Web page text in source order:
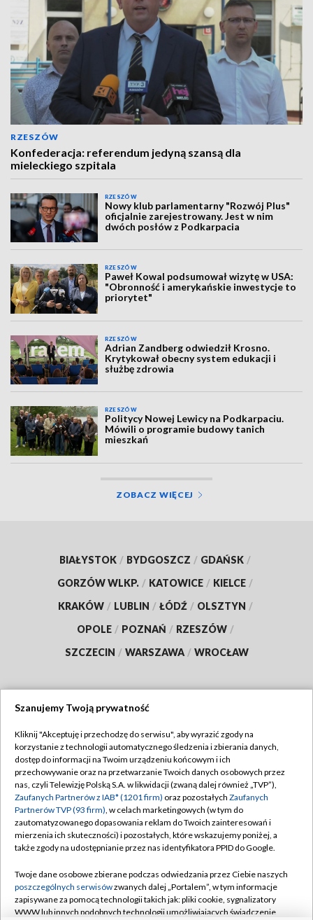
RZESZÓW
Konfederacja: referendum jedyną szansą dla
mieleckiego szpitala
RZESZÓW
Nowy klub parlamentarny "Rozwój Plus"
oficjalnie zarejestrowany. Jest w nim
dwóch posłów z Podkarpacia
RZESZÓW
Paweł Kowal podsumował wizytę w USA:
"Obronność i amerykańskie inwestycje to
priorytet"
RZESZÓW
Adrian Zandberg odwiedził Krosno.
Krytykował obecny system edukacji i
służbę zdrowia
RZESZÓW
Politycy Nowej Lewicy na Podkarpaciu.
Mówili o programie budowy tanich
mieszkań
ZOBACZ WIĘCEJ
BIAŁYSTOK / BYDGOSZCZ / GDAŃSK /
GORZÓW WLKP. / KATOWICE / KIELCE /
KRAKÓW / LUBLIN / ŁÓDŹ / OLSZTYN /
OPOLE / POZNAŃ / RZESZÓW /
SZCZECIN / WARSZAWA / WROCŁAW
TVP
Abonament TVP
Emisja w TVP
Centrum informacji TVP
Naziemna Telewizja Cyfrowa
Rada Programowa
System NOS
Regulamin TVP
Polityka prywatności
Moje zgody
Pomoc
Kontakt
Szanujemy Twoją prywatność
Kliknij "Akceptuję i przechodzę do serwisu", aby wyrazić zgody na
korzystanie z technologii automatycznego śledzenia i zbierania danych,
dostęp do informacji na Twoim urządzeniu końcowym i ich
przechowywanie oraz na przetwarzanie Twoich danych osobowych przez
nas, czyli Telewizję Polską S.A. w likwidacji (zwaną dalej również „TVP”),
Zaufanych Partnerów z IAB* (1201 firm) oraz pozostałych Zaufanych
Partnerów TVP (93 firm), w celach marketingowych (w tym do
zautomatyzowanego dopasowania reklam do Twoich zainteresowań i
mierzenia ich skuteczności) i pozostałych, które wskazujemy poniżej, a
także zgody na udostępnianie przez nas identyfikatora PPID do Google.
Twoje dane osobowe zbierane podczas odwiedzania przez Ciebie naszych
poszczególnych serwisówzwanych dalej „Portalem”, w tym informacje
zapisywane za pomocą technologii takich jak: pliki cookie, sygnalizatory
WWW lub innych podobnych technologii umożliwiających świadczenie